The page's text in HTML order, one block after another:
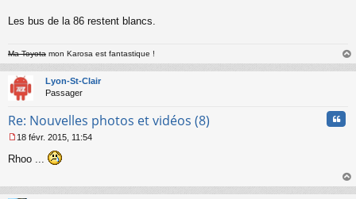
g
n
l
u
Les bus de la 86 restent blancs.
Ma Toyota mon Karosa est fantastique !
au
Lyon-St-Clair
Passager
Re: Nouvelles photos et vidéos (8)
e
a
18 févr. 2015, 11:54
Rhoo ...
au